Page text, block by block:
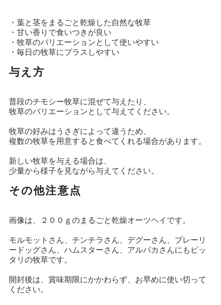
・葉と茎をまるごと乾燥した自然な牧草
・甘い香りで食いつきが良い
・牧草のバリエーションとして使いやすい
・毎日の牧草にプラスしやすい
与え方
普段のチモシー牧草に混ぜて与えたり、
牧草のバリエーションとして与えてください。
牧草の好みはうさぎによって違うため、
複数の牧草を用意すると食べてくれる場合があります。
新しい牧草を与える場合は、
少量から様子を見ながら与えてください。
その他注意点
画像は、２００ｇのまるごと乾燥オーツヘイです。
モルモットさん、チンチラさん、デグーさん、プレーリ
ードッグさん、ハムスターさん、アルパカさんにもピッ
タリの牧草です。
開封後は、賞味期限にかかわらず、お早めに使い切って
ください。